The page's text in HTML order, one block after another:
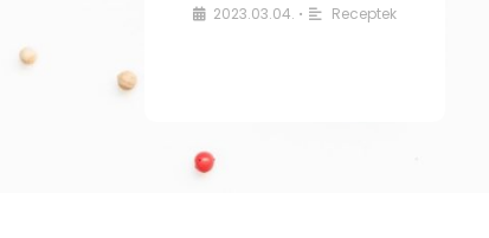
2023.03.04. • Receptek